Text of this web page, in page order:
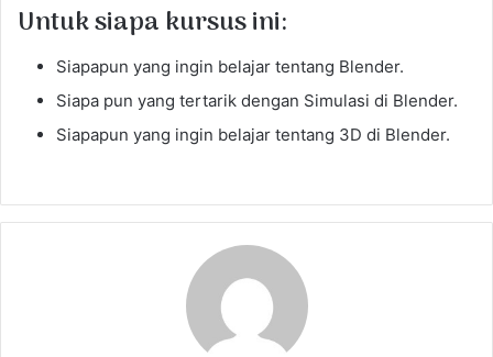
Untuk siapa kursus ini:
Siapapun yang ingin belajar tentang Blender.
Siapa pun yang tertarik dengan Simulasi di Blender.
Siapapun yang ingin belajar tentang 3D di Blender.